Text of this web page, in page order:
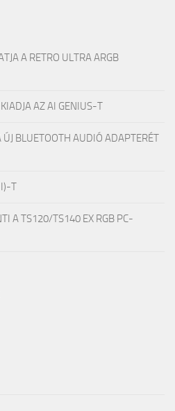
A RETRO ULTRA ARGB
AZ AI GENIUS-T
BLUETOOTH AUDIÓ ADAPTERÉT
T
A TS120/TS140 EX RGB PC-